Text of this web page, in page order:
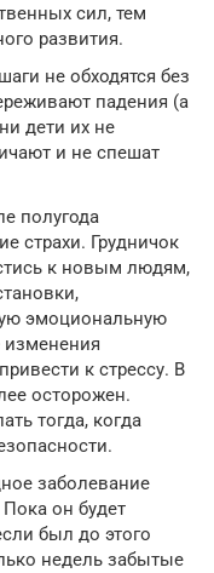
сил, тем
развития.
не обходятся без
падения (а
дети их не
и не спешат
полугода
страхи. Грудничок
к новым людям,
эмоциональную
к стрессу. В
осторожен.
тогда, когда
заболевание
он будет
был до этого
недель забытые